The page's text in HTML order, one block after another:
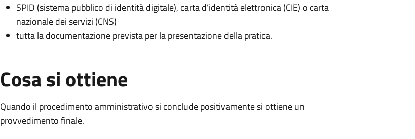
SPID (sistema pubblico di identità digitale), carta d’identità elettronica (CIE) o carta
nazionale dei servizi (CNS)
tutta la documentazione prevista per la presentazione della pratica.
Cosa si ottiene
Quando il procedimento amministrativo si conclude positivamente si ottiene un
provvedimento finale.